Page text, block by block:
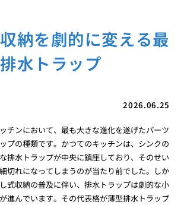
納を劇的に変える最
水トラップ
2026.06.25
チンにおいて、最も大きな進化を遂げたパーツ
プの種類です。かつてのキッチンは、シンクの
排水トラップが中央に鎮座しており、そのせい
切れになってしまうのが当たり前でした。しか
式収納の普及に伴い、排水トラップは劇的な小
進んでいます。その代表格が薄型排水トラップ